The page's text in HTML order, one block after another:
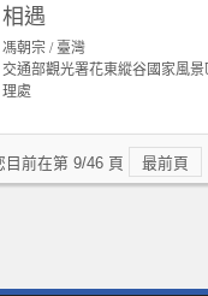
相遇
馮朝宗 / 臺灣
交通部觀光署花東縱谷國家風景
理處
目前在第 9/46 頁 最前頁